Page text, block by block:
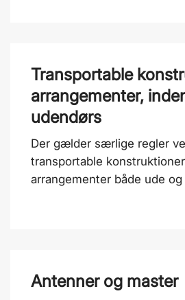
Transportable
arrangementer,
udendørs
Der gælder særlige regler
transportable
arrangementer både ude og
Antenner og master